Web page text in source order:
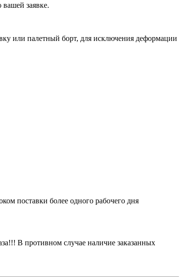
заявке.
или палетный борт, для исключения деформации
поставки более одного рабочего дня
В противном случае наличие заказанных